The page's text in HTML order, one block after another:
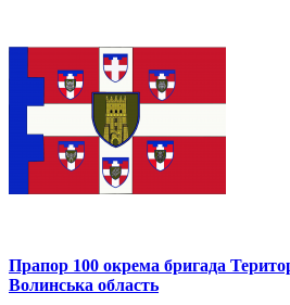
Прапор 100 окрема бригада
Волинська область